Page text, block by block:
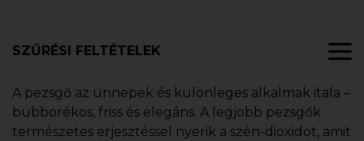
SZŰRÉSI FELTÉTELEK
A pezsgő az ünnepek és különleges alkalmak itala –
bubborékos, friss és elegáns. A legjobb pezsgők
természetes erjesztéssel nyerik a szén-dioxidot, amit